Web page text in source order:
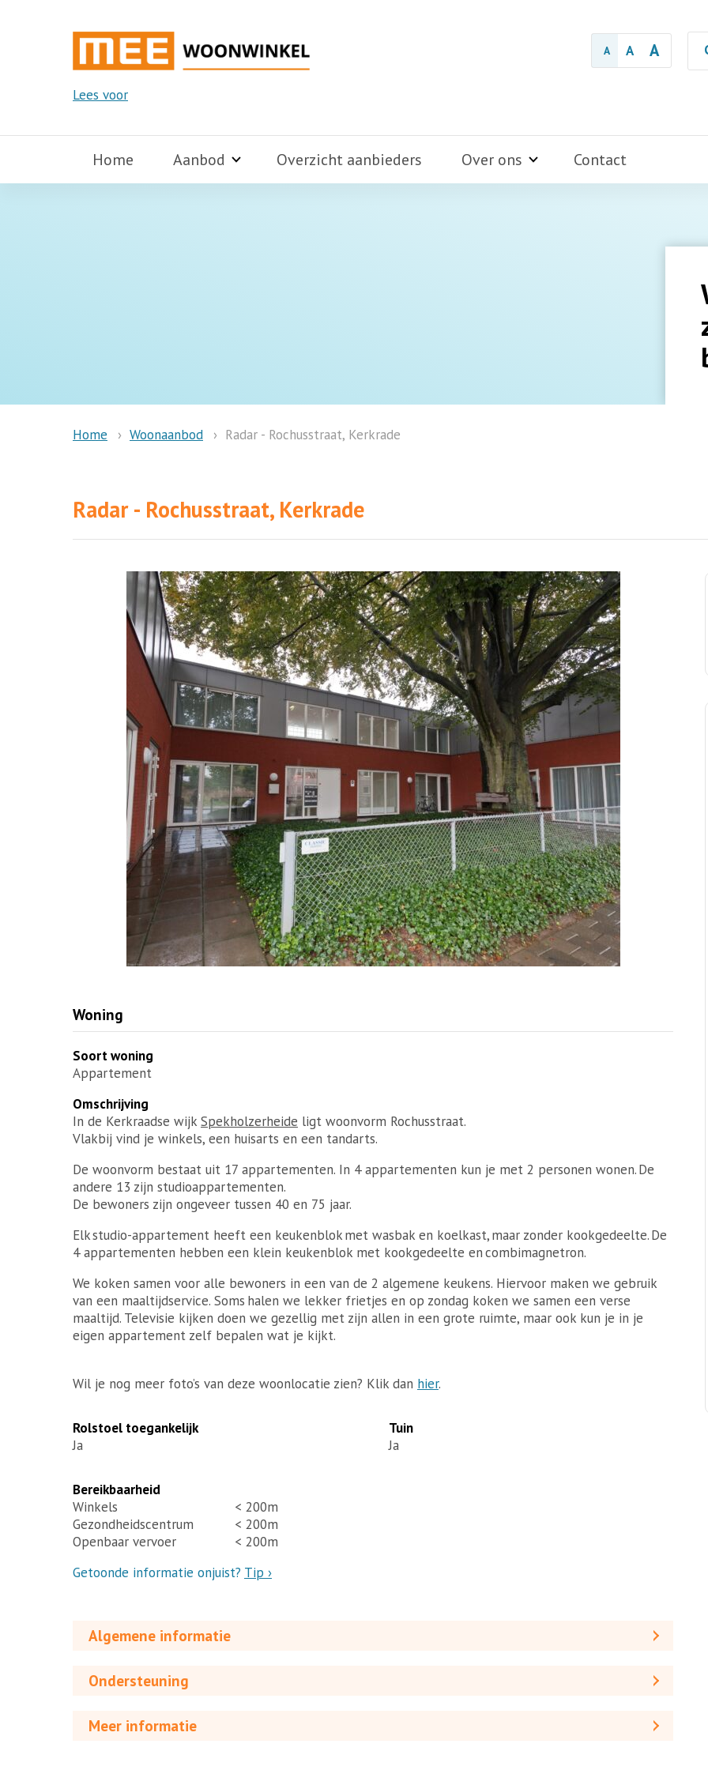
A A A
Lees voor
Home Aanbod Overzicht aanbieders Over ons Contact
Home Woonaanbod Radar - Rochusstraat, Kerkrade
Radar - Rochusstraat, Kerkrade
Woning
Soort woning
Appartement
Omschrijving
In de Kerkraadse wijk Spekholzerheide ligt woonvorm Rochusstraat.
Vlakbij vind je winkels, een huisarts en een tandarts.
De woonvorm bestaat uit 17 appartementen. In 4 appartementen kun je met 2 personen wonen. De
andere 13 zijn studioappartementen.
De bewoners zijn ongeveer tussen 40 en 75 jaar.
Elk studio-appartement heeft een keukenblok met wasbak en koelkast, maar zonder kookgedeelte. De
4 appartementen hebben een klein keukenblok met kookgedeelte en combimagnetron.
We koken samen voor alle bewoners in een van de 2 algemene keukens. Hiervoor maken we gebruik
van een maaltijdservice. Soms halen we lekker frietjes en op zondag koken we samen een verse
maaltijd. Televisie kijken doen we gezellig met zijn allen in een grote ruimte, maar ook kun je in je
eigen appartement zelf bepalen wat je kijkt.
Wil je nog meer foto’s van deze woonlocatie zien? Klik dan hier.
Rolstoel toegankelijk
Ja
Tuin
Ja
Bereikbaarheid
Winkels
< 200m
Gezondheidscentrum
< 200m
Openbaar vervoer
< 200m
Getoonde informatie onjuist? Tip ›
Algemene informatie
Ondersteuning
Meer informatie